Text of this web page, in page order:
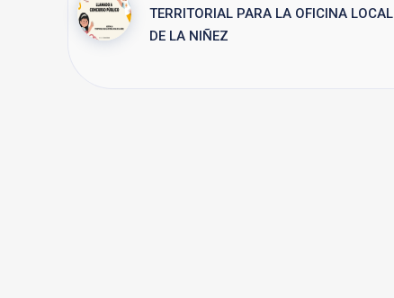
TERRITORIAL PARA LA OFICINA LOCAL
DE LA NIÑEZ